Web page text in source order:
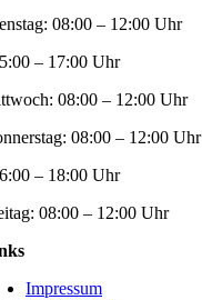
08:00 – 12:00 Uhr
– 17:00 Uhr
08:00 – 12:00 Uhr
08:00 – 12:00 Uhr
– 18:00 Uhr
08:00 – 12:00 Uhr
Impressum